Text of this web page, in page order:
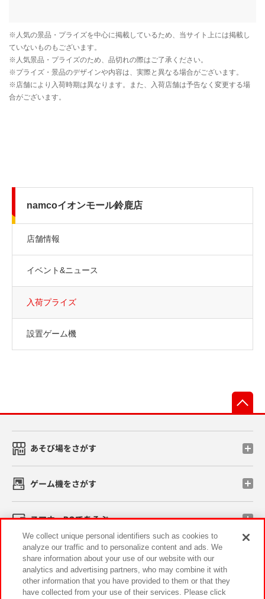
namcoイオンモール鈴鹿店
店舗情報
イベント&ニュース
入荷プライズ
設置ゲーム機
あそび場をさがす
ゲーム機をさがす
スマホ・PCであそぶ
イベント・キャンペーン
We collect unique personal identifiers such as cookies to
analyze our traffic and to personalize content and ads. We
share information about your use of our website with our
analytics and advertising partners, who may combine it with
other information that you have provided to them or that they
have collected from your use of their services. Please click